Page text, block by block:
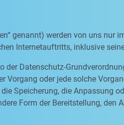
genannt) werden von uns nur
Internetauftritts, inklusive
Datenschutz-
oder jede solche
Speicherung, die Anpassung
Form der Bereitstellung, den